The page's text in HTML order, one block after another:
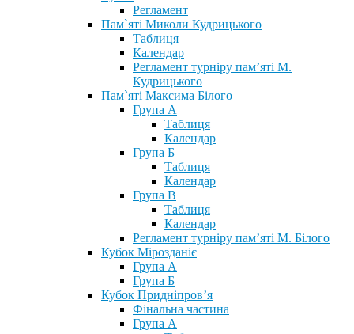
Регламент
Пам`яті Миколи Кудрицького
Таблиця
Календар
Регламент турніру пам’яті М.
Кудрицького
Пам`яті Максима Білого
Група А
Таблиця
Календар
Група Б
Таблиця
Календар
Група В
Таблиця
Календар
Регламент турніру пам’яті М. Білого
Кубок Мірозданіє
Група А
Група Б
Кубок Придніпров’я
Фінальна частина
Група А